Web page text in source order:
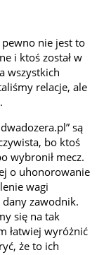
nie jest to
i ktoś został w
wszystkich
relacje, ale
są
bo ktoś
wybronił mecz.
o uhonorowanie
wagi
zawodnik.
się na tak
łatwiej wyróżnić
że to ich